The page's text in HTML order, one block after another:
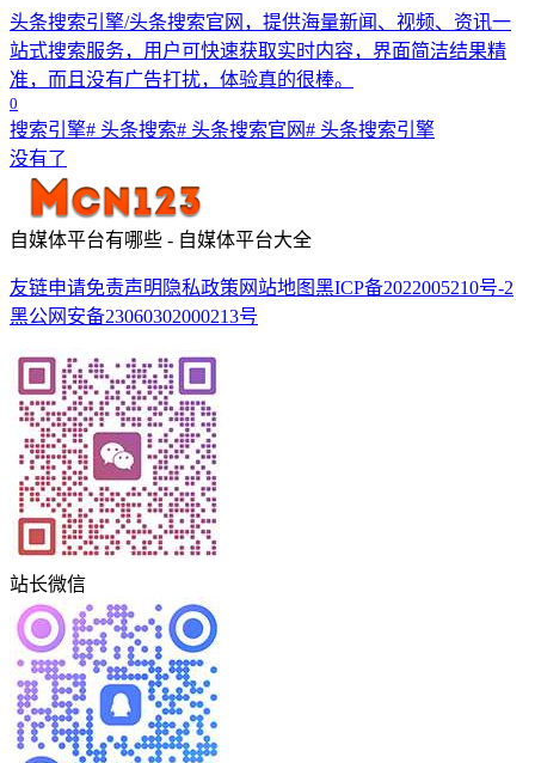
头条搜索引擎/头条搜索官网，提供海量新闻、视频、资讯一
站式搜索服务，用户可快速获取实时内容，界面简洁结果精
准，而且没有广告打扰，体验真的很棒。
0
搜索引擎# 头条搜索# 头条搜索官网# 头条搜索引擎
没有了
自媒体平台有哪些 - 自媒体平台大全
友链申请免责声明 隐私政策 网站地图黑ICP备2022005210号-2
黑公网安备23060302000213号
站长微信